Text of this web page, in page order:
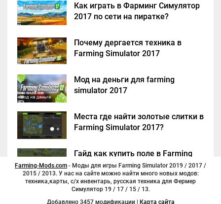
Как играть в Фарминг Симулятор
2017 по сети на пиратке?
Почему дергается техника в
Farming Simulator 2017
Мод на деньги для farming
simulator 2017
Места где найти золотые слитки в
Farming Simulator 2017?
Гайд как купить поле в Farming
Simulator 2017
Farming-Mods.com
2015 / 2013. У нас на сайте можно найти много новых модов:
техника,карты, с/х инвентарь, русская техника для Фермер
Симулятор 19 / 17 / 15 / 13.
Добавлено 3457 модификации |
Карта сайта